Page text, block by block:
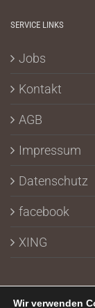
SERVICE LINKS
Jobs
Kontakt
AGB
Impressum
Datenschutz
facebook
XING
Wir verwenden